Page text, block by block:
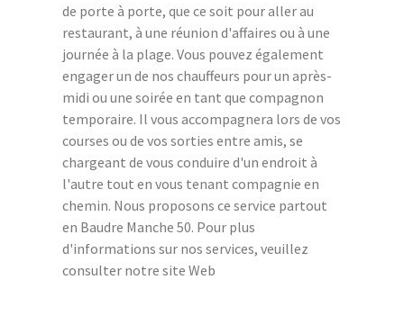
de porte à porte, que ce soit pour aller au
restaurant, à une réunion d'affaires ou à une
journée à la plage. Vous pouvez également
engager un de nos chauffeurs pour un après-
midi ou une soirée en tant que compagnon
temporaire. Il vous accompagnera lors de vos
courses ou de vos sorties entre amis, se
chargeant de vous conduire d'un endroit à
l'autre tout en vous tenant compagnie en
chemin. Nous proposons ce service partout
en Baudre Manche 50. Pour plus
d'informations sur nos services, veuillez
consulter notre site Web